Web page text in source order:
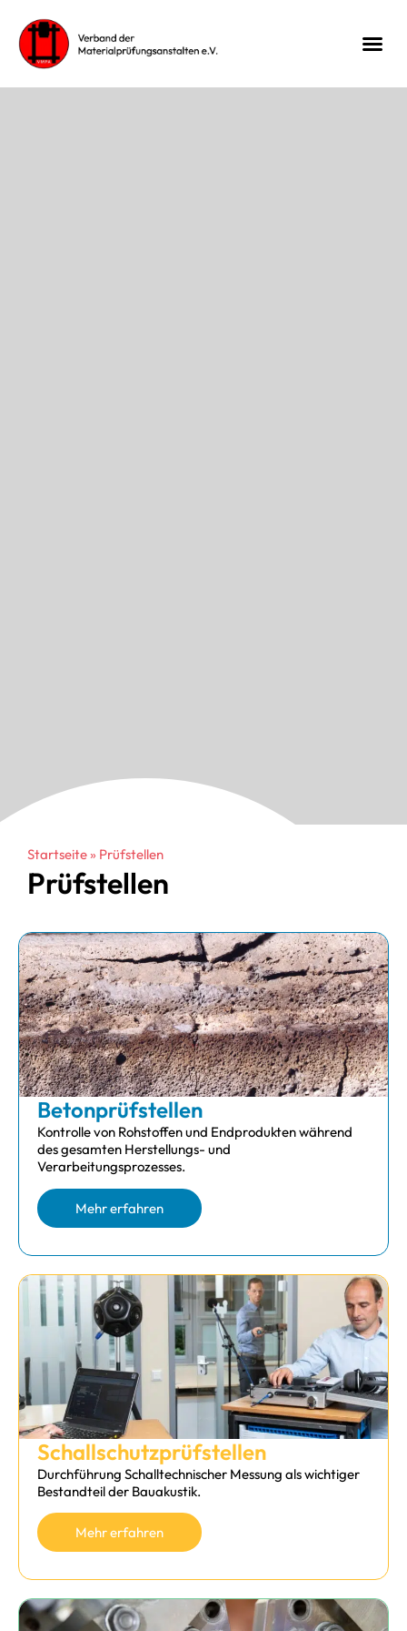
Startseite» Prüfstellen
Prüfstellen
Beton­prüfstellen
Kontrolle von Rohstoffen und Endprodukten während
des gesamten Herstellungs- und
Verarbeitungsprozesses.
Mehr erfahren
Schallschutz­prüfstellen
Durchführung Schalltechnischer Messung als wichtiger
Bestandteil der Bauakustik.
Mehr erfahren